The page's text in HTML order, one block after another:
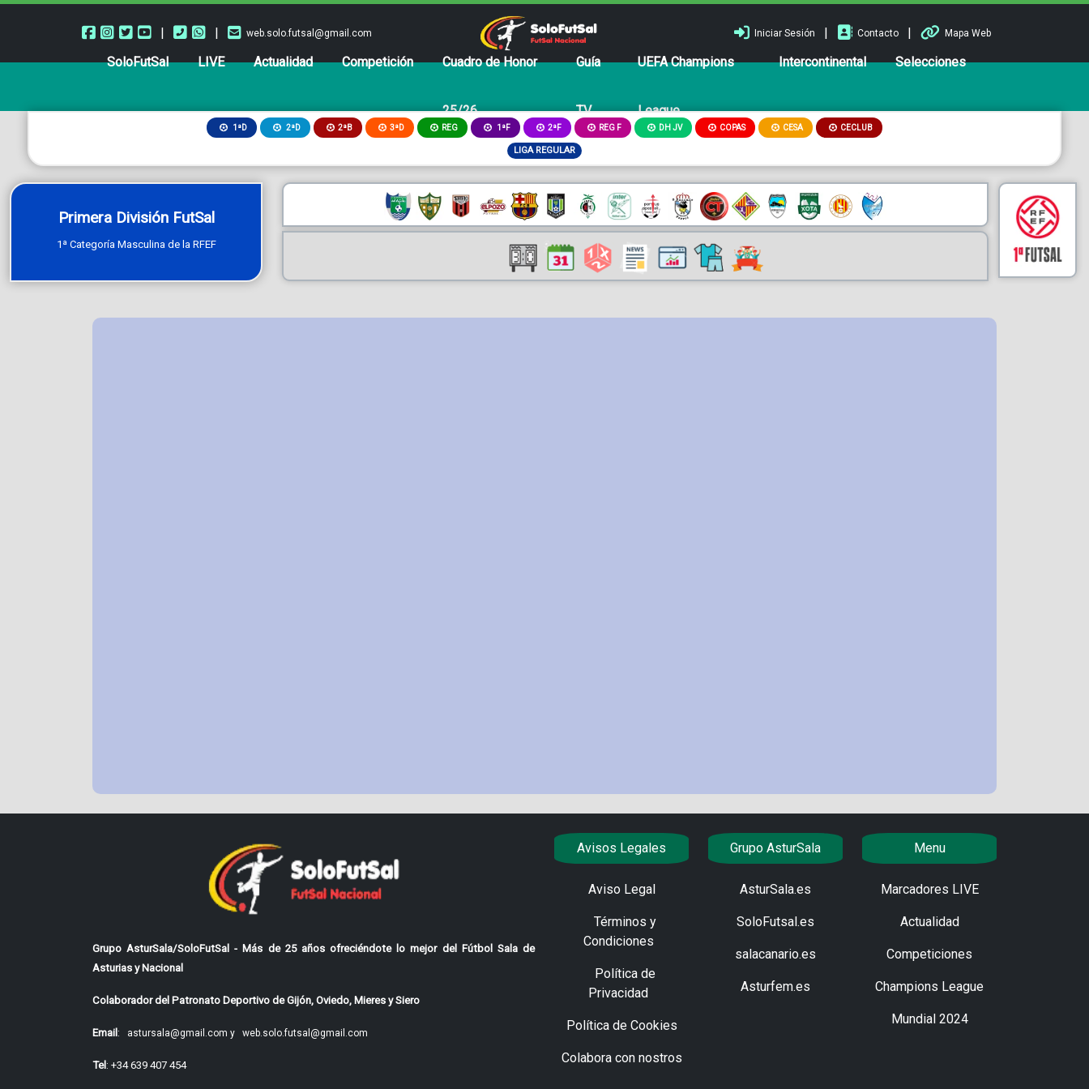
| | web.solo.futsal@gmail.com Iniciar Sesión | Contacto | Mapa Web
SoloFutSal LIVE Actualidad Competición Cuadro de Honor
25/26
Guía
TV
UEFA Champions
League
Intercontinental Selecciones
1ªD 2ªD 2ªB 3ªD REG 1ªF 2ªF REG F DH JV COPAS CESA CECLUB
LIGA REGULAR
Primera División FutSal
1ª Categoría Masculina de la RFEF
Grupo AsturSala/SoloFutSal - Más de 25 años ofreciéndote lo mejor del Fútbol Sala de
Asturias y Nacional
Colaborador del Patronato Deportivo de Gijón, Oviedo, Mieres y Siero
Email : astursala@gmail.com y web.solo.futsal@gmail.com
Tel : +34 639 407 454
Avisos Legales
Aviso Legal
Términos y
Condiciones
Política de
Privacidad
Política de Cookies
Colabora con nostros
Grupo AsturSala
AsturSala.es
SoloFutsal.es
salacanario.es
Asturfem.es
Menu
Marcadores LIVE
Actualidad
Competiciones
Champions League
Mundial 2024